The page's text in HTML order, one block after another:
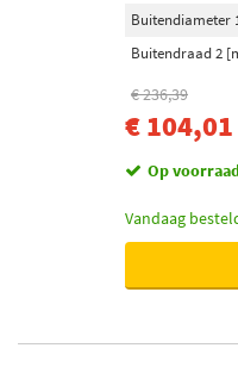
Buitendiameter
Buitendraad 2
€ 236,39
€ 104,01
Op
Vandaag